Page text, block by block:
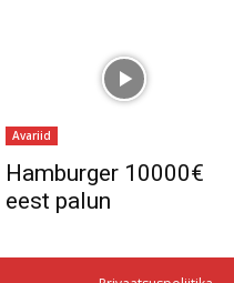
Avariid
Hamburger 10000€
eest palun